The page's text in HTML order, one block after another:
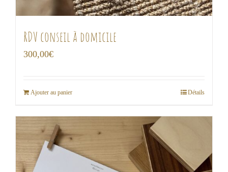
RDV conseil à domicile
300,00€
Ajouter au panier Détails